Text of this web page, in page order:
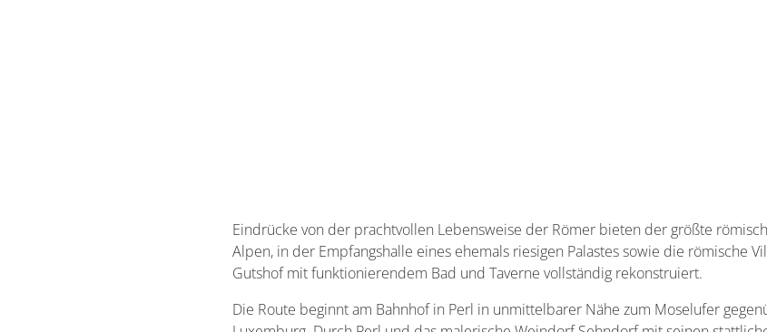
Eindrücke von der prachtvollen Lebensweise der Römer bieten der größte
Alpen, in der Empfangshalle eines ehemals riesigen Palastes sowie die römische
Gutshof mit funktionierendem Bad und Taverne vollständig rekonstruiert.
Die Route beginnt am Bahnhof in Perl in unmittelbarer Nähe zum Moselufer